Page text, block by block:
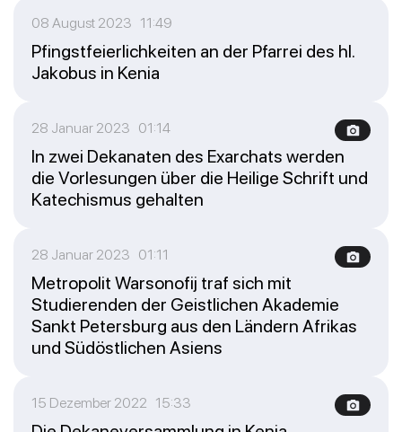
08 August 2023 11:49
Pfingstfeierlichkeiten an der Pfarrei des hl.
Jakobus in Kenia
28 Januar 2023 01:14
In zwei Dekanaten des Exarchats werden
die Vorlesungen über die Heilige Schrift und
Katechismus gehalten
28 Januar 2023 01:11
Metropolit Warsonofij traf sich mit
Studierenden der Geistlichen Akademie
Sankt Petersburg aus den Ländern Afrikas
und Südöstlichen Asiens
15 Dezember 2022 15:33